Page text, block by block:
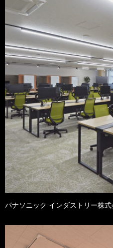
パナソニック インダストリー株